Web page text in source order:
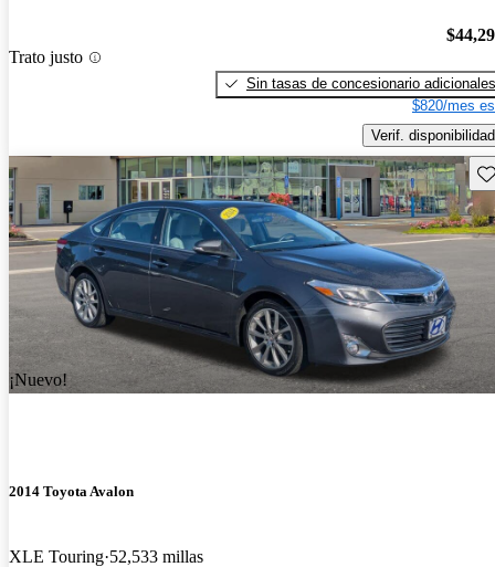
Trato justo
Sin tasas de concesionario adicionales
$820/mes
Verif. disponibilidad
¡Nuevo!
2014 Toyota Avalon
XLE Touring 52,533 millas